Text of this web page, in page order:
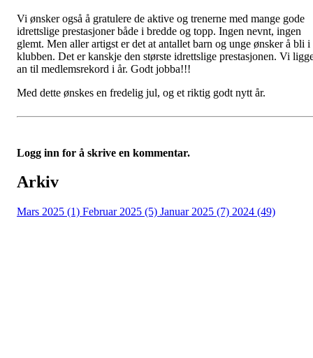
Vi ønsker også å gratulere de aktive og trenerne med mange gode
idrettslige prestasjoner både i bredde og topp. Ingen nevnt, ingen
glemt. Men aller artigst er det at antallet barn og unge ønsker å bli i
klubben. Det er kanskje den største idrettslige prestasjonen. Vi
an til medlemsrekord i år. Godt jobba!!!
Med dette ønskes en fredelig jul, og et riktig godt nytt år.
Logg inn for å skrive en kommentar.
Arkiv
Mars 2025 (1) Februar 2025 (5) Januar 2025 (7) 2024 (49)